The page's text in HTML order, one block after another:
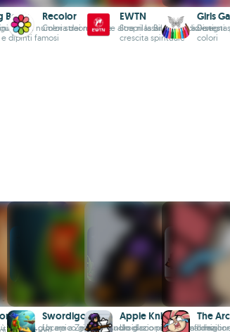
Book
i numeri straordinarie
dipinti famosi
Recolor
Colora dei manda e altre rilassanti illustrazioni
EWTN
Scopri la Bibbia audio e testi
crescita spirituale
Girls
colori
vicina a giocare a Zelda su Android
Swordigo
Un epico gioco di ruolo d'azione e piattaforma
Apple Knight
Un gioco piattaforma
The
Il